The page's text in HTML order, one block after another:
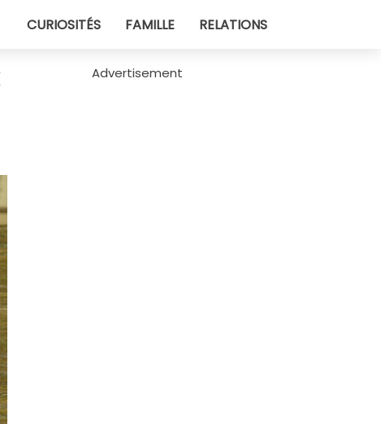
CURIOSITÉS FAMILLE RELATIONS
Advertisement